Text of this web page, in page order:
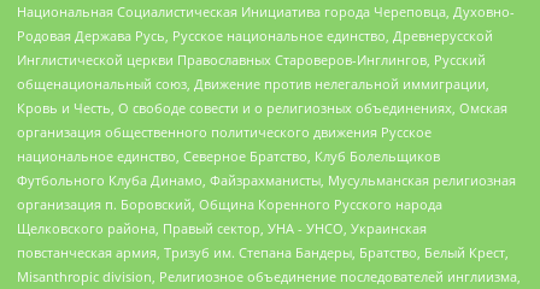
Национальная Социалистическая Инициатива города Череповца, Духовно-
Родовая Держава Русь, Русское национальное единство, Древнерусской
Инглистической церкви Православных Староверов-Инглингов, Русский
общенациональный союз, Движение против нелегальной иммиграции,
Кровь и Честь, О свободе совести и о религиозных объединениях, Омская
организация общественного политического движения Русское
национальное единство, Северное Братство, Клуб Болельщиков
Футбольного Клуба Динамо, Файзрахманисты, Мусульманская религиозная
организация п. Боровский, Община Коренного Русского народа
Щелковского района, Правый сектор, УНА - УНСО, Украинская
повстанческая армия, Тризуб им. Степана Бандеры, Братство, Белый Крест,
Misanthropic division, Религиозное объединение последователей инглиизма,